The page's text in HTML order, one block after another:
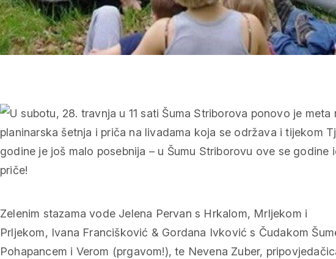
Zelenim stazama vode Jelena Pervan s Hrkalom, Mrljekom i
Prljekom, Ivana Francišković & Gordana Ivković s Čudakom
Pohapancem i Verom (prgavom!), te Nevena Zuber,